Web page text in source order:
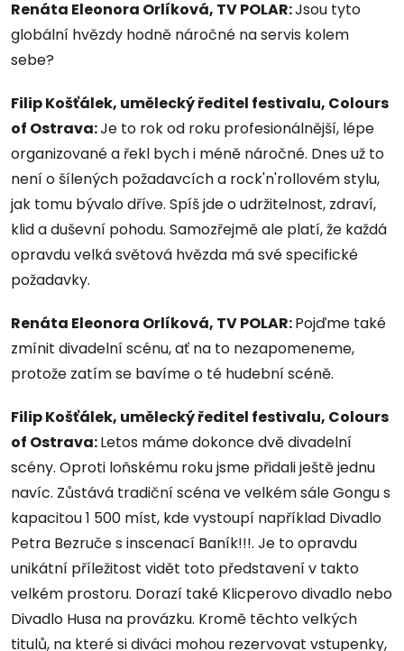
Renáta Eleonora Orlíková, TV POLAR:Jsou tyto
globální hvězdy hodně náročné na servis kolem
sebe?
Filip Košťálek, umělecký ředitel festivalu, Colours
of Ostrava:Je to rok od roku profesionálnější, lépe
organizované a řekl bych i méně náročné. Dnes už to
není o šílených požadavcích a rock'n'rollovém stylu,
jak tomu bývalo dříve. Spíš jde o udržitelnost, zdraví,
klid a duševní pohodu. Samozřejmě ale platí, že každá
opravdu velká světová hvězda má své specifické
požadavky.
Renáta Eleonora Orlíková, TV POLAR:Pojďme také
zmínit divadelní scénu, ať na to nezapomeneme,
protože zatím se bavíme o té hudební scéně.
Filip Košťálek, umělecký ředitel festivalu, Colours
of Ostrava:Letos máme dokonce dvě divadelní
scény. Oproti loňskému roku jsme přidali ještě jednu
navíc. Zůstává tradiční scéna ve velkém sále Gongu s
kapacitou 1 500 míst, kde vystoupí například Divadlo
Petra Bezruče s inscenací Baník!!!. Je to opravdu
unikátní příležitost vidět toto představení v takto
velkém prostoru. Dorazí také Klicperovo divadlo nebo
Divadlo Husa na provázku. Kromě těchto velkých
titulů, na které si diváci mohou rezervovat vstupenky,